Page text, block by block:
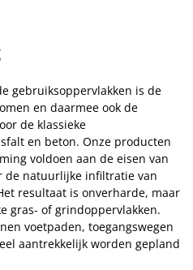
gebruiksoppervlakken is de
en daarmee ook de
de klassieke
en beton. Onze producten
voldoen aan de eisen van
de natuurlijke infiltratie van
resultaat is onverharde, maar
gras- of grindoppervlakken.
voetpaden, toegangswegen
aantrekkelijk worden gepland